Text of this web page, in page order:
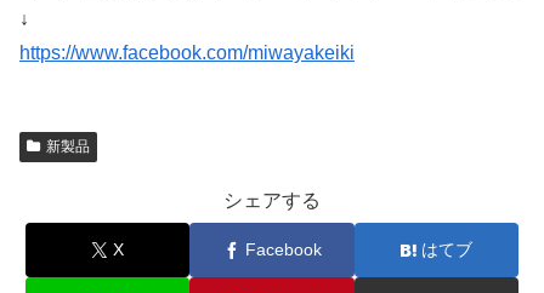
↓
https://www.facebook.com/miwayakeiki
新製品
シェアする
X Facebook はてブ